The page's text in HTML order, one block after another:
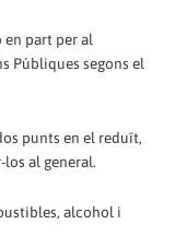
en part per al
Públiques segons el
punts en el reduït,
al general.
alcohol i